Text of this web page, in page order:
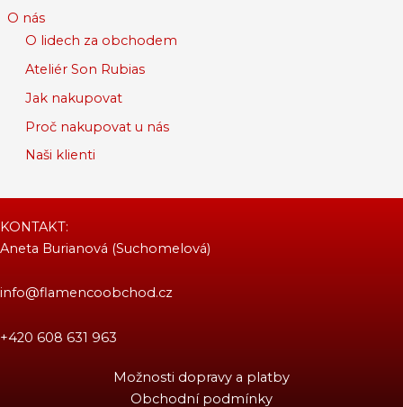
O nás
O lidech za obchodem
Ateliér Son Rubias
Jak nakupovat
Proč nakupovat u nás
Naši klienti
KONTAKT:
Aneta Burianová (Suchomelová)
info@flamencoobchod.cz
+420 608 631 963
Možnosti dopravy a platby
Obchodní podmínky